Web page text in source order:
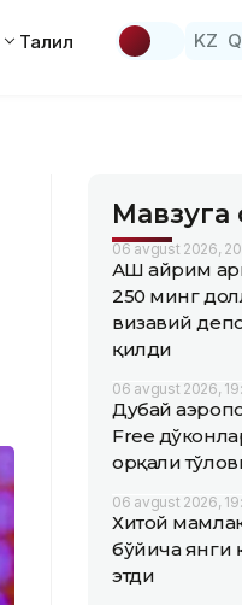
Таҳлил KZ
Мавзуга
06 avgust 2026,
АҚШ айрим
250 минг
визавий
қилди
06 avgust 2026,
Дубай
Free
орқали
06 avgust 2026,
Хитой
бўйича янги
этди